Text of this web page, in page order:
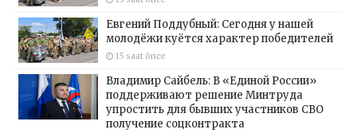
Евгений Поддубный: Сегодня у нашей
молодёжи куётся характер победителей
15 saat önce
Владимир Сайбель: В «Единой России»
поддерживают решение Минтруда
упростить для бывших участников СВО
получение соцконтракта